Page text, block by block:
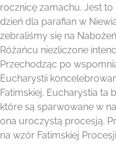
rocznicę zamachu. Jest
dzień dla parafian w
zebraliśmy się na
Różańcu niezliczone
Przechodząc po
Eucharystii
Fatimskiej. Eucharystia ta
które są sparwowane w
ona uroczystą procesją.
na wzór Fatimskiej